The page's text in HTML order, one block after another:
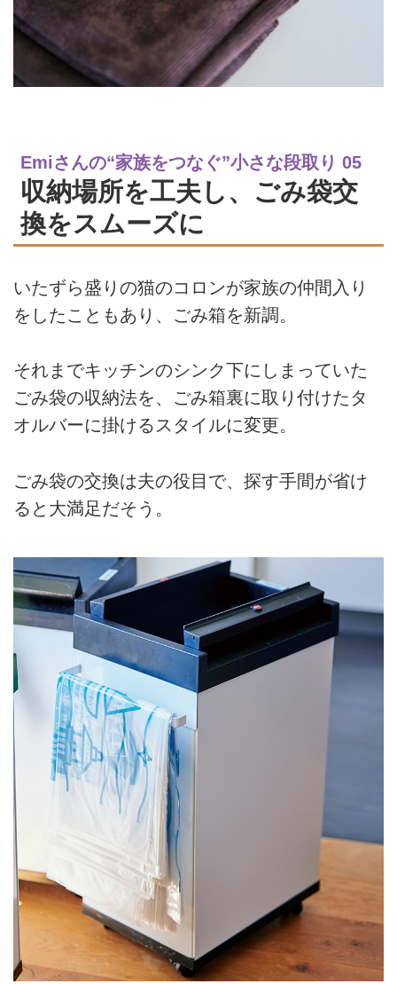
Emiさんの“家族をつなぐ”小さな段取り 05
収納場所を工夫し、ごみ袋交
換をスムーズに
いたずら盛りの猫のコロンが家族の仲間入り
をしたこともあり、ごみ箱を新調。
それまでキッチンのシンク下にしまっていた
ごみ袋の収納法を、ごみ箱裏に取り付けたタ
オルバーに掛けるスタイルに変更。
ごみ袋の交換は夫の役目で、探す手間が省け
ると大満足だそう。